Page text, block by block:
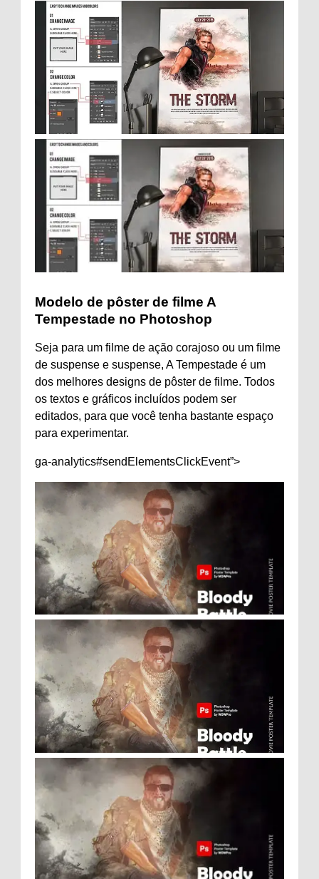
Modelo de pôster de filme A
Tempestade no Photoshop
Seja para um filme de ação corajoso ou um filme
de suspense e suspense, A Tempestade é um
dos melhores designs de pôster de filme. Todos
os textos e gráficos incluídos podem ser
editados, para que você tenha bastante espaço
para experimentar.
ga-analytics#sendElementsClickEvent”>